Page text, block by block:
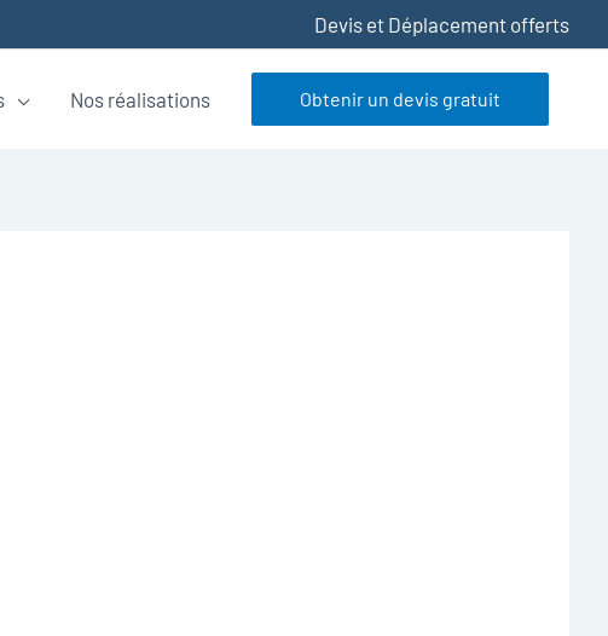
Devis et Déplacement offerts
Nos réalisations Obtenir un devis gratuit